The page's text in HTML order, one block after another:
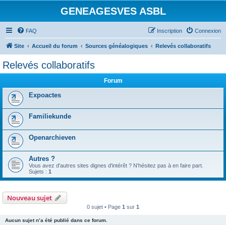
GENEAGESVES ASBL
FAQ Connexion
Inscription
Site Accueil du forum Sources généalogiques Relevés collaboratifs
Relevés collaboratifs
Forum
Expoactes
Familiekunde
Openarchieven
Autres ?
Vous avez d'autres sites dignes d'intérêt ? N'hésitez pas à en faire part.
Sujets : 1
Nouveau sujet
0 sujet • Page 1 sur 1
Aucun sujet n’a été publié dans ce forum.